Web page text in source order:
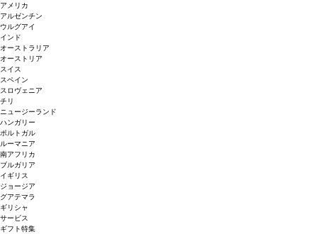
アメリカ
アルゼンチン
ウルグアイ
インド
オーストラリア
オーストリア
スイス
スペイン
スロヴェニア
チリ
ニュージーランド
ハンガリー
ポルトガル
ルーマニア
南アフリカ
ブルガリア
イギリス
ジョージア
グアテマラ
ギリシャ
サービス
ギフト特集